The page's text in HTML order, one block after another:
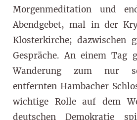
Morgenmeditation und
Abendgebet, mal in der
Klosterkirche; dazwischen
Gespräche. An einem Tag
Wanderung zum nur
entfernten Hambacher
wichtige Rolle auf dem
deutschen Demokratie